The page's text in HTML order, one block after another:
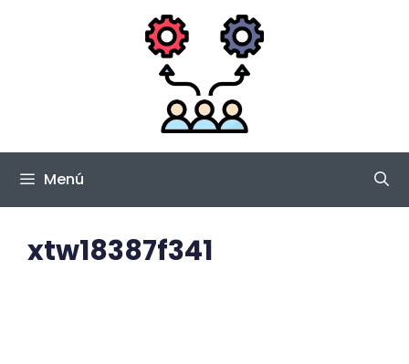
Menú
xtw18387f341